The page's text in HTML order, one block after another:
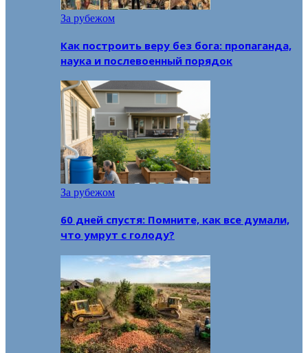
За рубежом
Как построить веру без бога: пропаганда,
наука и послевоенный порядок
За рубежом
60 дней спустя: Помните, как все думали,
что умрут с голоду?